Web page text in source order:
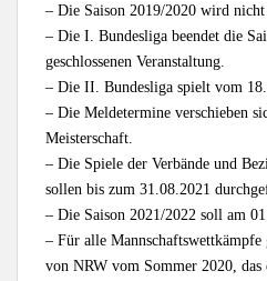
– Die Saison 2019/2020 wird nicht
– Die I. Bundesliga beendet die
geschlossenen Veranstaltung.
– Die II. Bundesliga spielt vom
– Die Meldetermine verschieben
Meisterschaft.
– Die Spiele der Verbände und
sollen bis zum 31.08.2021
– Die Saison 2021/2022 soll am
– Für alle
von NRW vom Sommer 2020, das